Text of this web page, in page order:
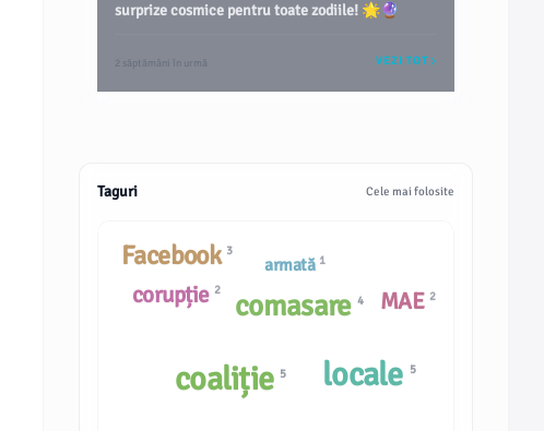
surprize cosmice pentru toate zodiile! 🌟🔮
2 săptămâni în urmă VEZI TOT
Taguri Cele mai folosite
coaliție 5 locale 5
armată 1
comasare 4
corupție 2 MAE 2
Facebook 3